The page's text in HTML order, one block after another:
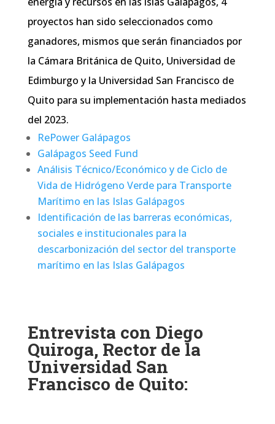
proyectos han sido seleccionados como
ganadores, mismos que serán financiados por
la Cámara Británica de Quito, Universidad de
Edimburgo y la Universidad San Francisco de
Quito para su implementación hasta mediados
del 2023.
RePower Galápagos
Galápagos Seed Fund
Análisis Técnico/Económico y de Ciclo de
Vida de Hidrógeno Verde para Transporte
Marítimo en las Islas Galápagos
Identificación de las barreras económicas,
sociales e institucionales para la
descarbonización del sector del transporte
marítimo en las Islas Galápagos
Entrevista con Diego
Quiroga, Rector de la
Universidad San
Francisco de Quito: